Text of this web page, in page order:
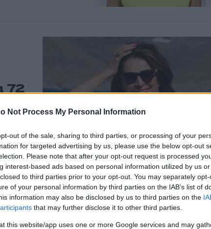
Not Process My Personal Information
out of the sale, sharing to third parties, or processing of your
for targeted advertising by us, please use the below opt-out
Please note that after your opt-out request is processed
interest-based ads based on personal information utilized by us
to third parties prior to your opt-out. You may separately
of your personal information by third parties on the IAB’s list of
information may also be disclosed by us to third parties on the
that may further disclose it to other third parties.
this website/app uses one or more Google services and may
72
η